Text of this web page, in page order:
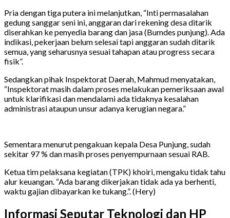
Pria dengan tiga putera ini melanjutkan, “Inti permasalahan
gedung sanggar seni ini, anggaran dari rekening desa ditarik
diserahkan ke penyedia barang dan jasa (Bumdes punjung). Ada
indikasi, pekerjaan belum selesai tapi anggaran sudah ditarik
semua, yang seharusnya sesuai tahapan atau progress secara
fisik”.
Sedangkan pihak Inspektorat Daerah, Mahmud menyatakan,
“Inspektorat masih dalam proses melakukan pemeriksaan awal
untuk klarifikasi dan mendalami ada tidaknya kesalahan
administrasi ataupun unsur adanya kerugian negara.”
Sementara menurut pengakuan kepala Desa Punjung, sudah
sekitar 97 % dan masih proses penyempurnaan sesuai RAB.
Ketua tim pelaksana kegiatan (TPK) khoiri, mengaku tidak tahu
alur keuangan. “Ada barang dikerjakan tidak ada ya berhenti,
waktu gajian dibayarkan ke tukang.”. (Hery)
Informasi Seputar Teknologi dan HP